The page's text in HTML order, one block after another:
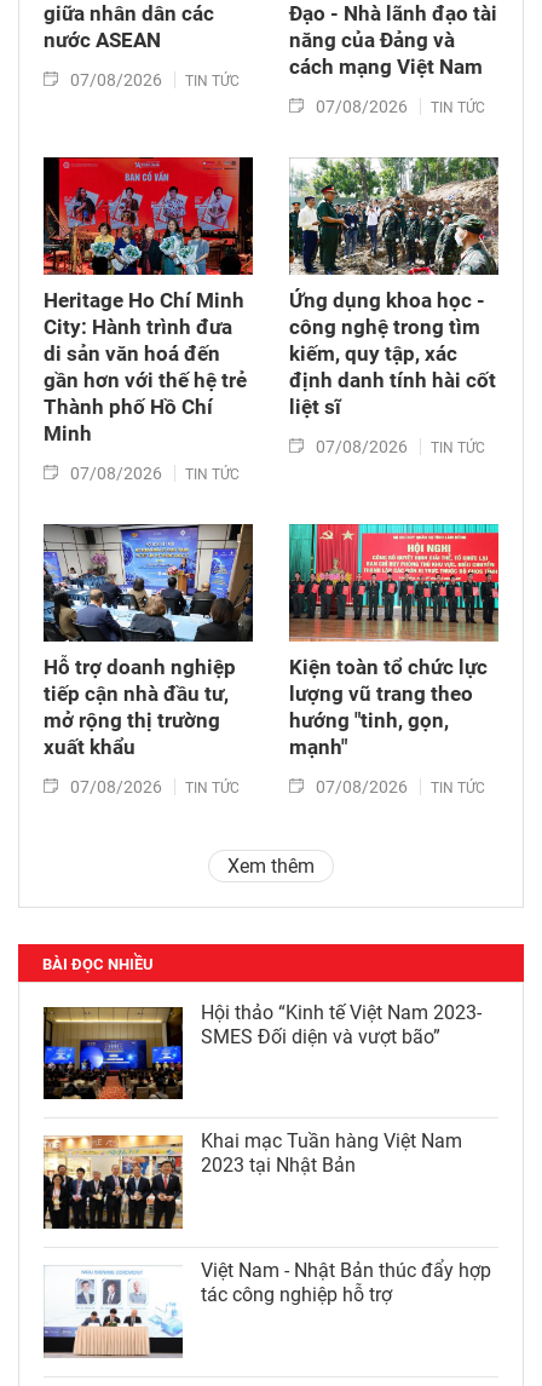
giữa nhân dân các
nước ASEAN
07/08/2026 TIN TỨC
Đạo - Nhà lãnh đạo tài
năng của Đảng và
cách mạng Việt Nam​
07/08/2026 TIN TỨC
Heritage Ho Chí Minh
City: Hành trình đưa
di sản văn hoá đến
gần hơn với thế hệ trẻ
Thành phố Hồ Chí
Minh
07/08/2026 TIN TỨC
Ứng dụng khoa học -
công nghệ trong tìm
kiếm, quy tập, xác
định danh tính hài cốt
liệt sĩ
07/08/2026 TIN TỨC
Hỗ trợ doanh nghiệp
tiếp cận nhà đầu tư,
mở rộng thị trường
xuất khẩu
07/08/2026 TIN TỨC
Kiện toàn tổ chức lực
lượng vũ trang theo
hướng "tinh, gọn,
mạnh"
07/08/2026 TIN TỨC
Xem thêm
BÀI ĐỌC NHIỀU
Hội thảo “Kinh tế Việt Nam 2023-
SMES Đối diện và vượt bão”
Khai mạc Tuần hàng Việt Nam
2023 tại Nhật Bản
Việt Nam - Nhật Bản thúc đẩy hợp
tác công nghiệp hỗ trợ